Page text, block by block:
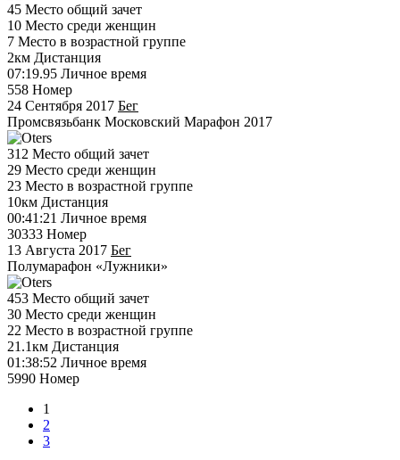
45 Место общий зачет
10 Место среди женщин
7 Место в возрастной группе
2км Дистанция
07:19.95 Личное время
558 Номер
24 Сентября 2017 Бег
Промсвязьбанк Московский Марафон 2017
312 Место общий зачет
29 Место среди женщин
23 Место в возрастной группе
10км Дистанция
00:41:21 Личное время
30333 Номер
13 Августа 2017 Бег
Полумарафон «Лужники»
453 Место общий зачет
30 Место среди женщин
22 Место в возрастной группе
21.1км Дистанция
01:38:52 Личное время
5990 Номер
1
2
3